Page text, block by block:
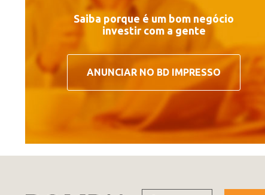
Saiba porque é um bom negócio
investir com a gente
ANUNCIAR NO BD IMPRESSO